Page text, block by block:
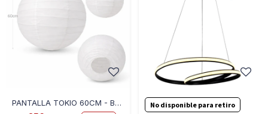
PANTALLA TOKIO 60CM - BLANCO No disponible para retiro